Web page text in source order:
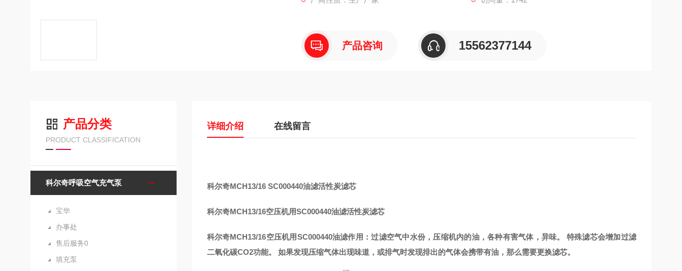
产品咨询 15562377144
产品分类
PRODUCT CLASSIFICATION
科尔奇呼吸空气充气泵
宝华
办事处
售后服务0
填充泵
详细介绍 在线留言
科尔奇MCH13/16 SC000440油滤活性炭滤芯
科尔奇MCH13/16空压机用SC000440油滤活性炭滤芯
科尔奇MCH13/16空压机用SC000440油滤作用：过滤空气中水份，压缩机内的油，各种有害气体，异味。 特殊滤芯会增加过滤
二氧化碳CO2功能。 如果发现压缩气体出现味道，或排气时发现排出的气体会携带有油，那么需要更换滤芯。